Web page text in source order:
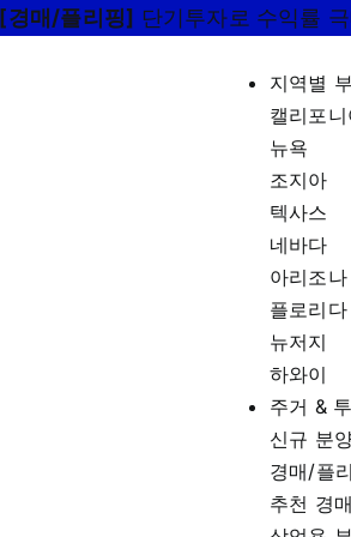
[경매/플리핑] 단기투자로 수익률
지역별
캘리포
뉴욕
조지아
텍사스
네바다
아리조나
플로리다
뉴저지
하와이
주거 &
신규 분
경매/플
추천 경